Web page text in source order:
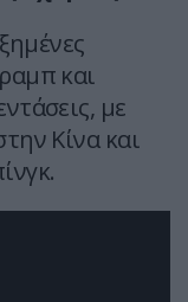
και
με
Κίνα και